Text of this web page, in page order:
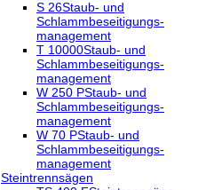
S 26Staub- und
Schlammbeseitigungs-
management
T 10000Staub- und
Schlammbeseitigungs-
management
W 250 PStaub- und
Schlammbeseitigungs-
management
W 70 PStaub- und
Schlammbeseitigungs-
management
Steintrennsägen